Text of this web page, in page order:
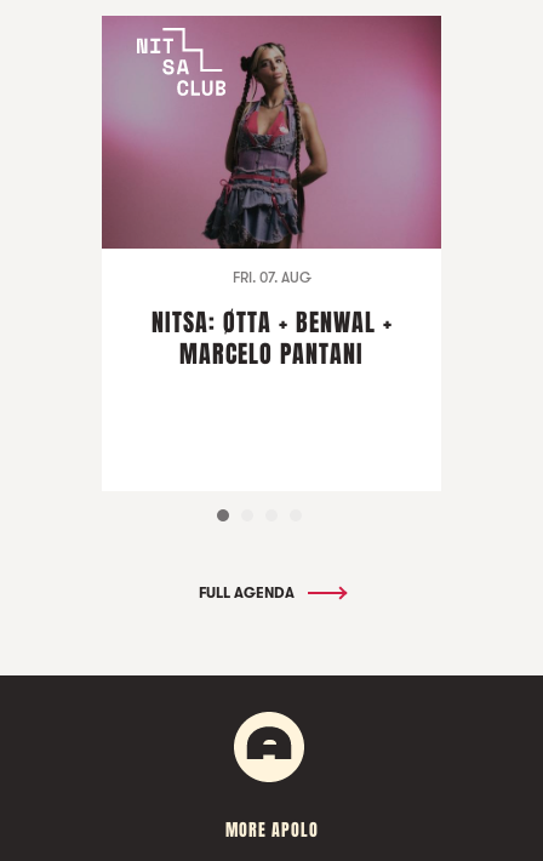
FRI. 07. AUG
NITSA: ØTTA + BENWAL +
MARCELO PANTANI
FULL AGENDA
MORE APOLO